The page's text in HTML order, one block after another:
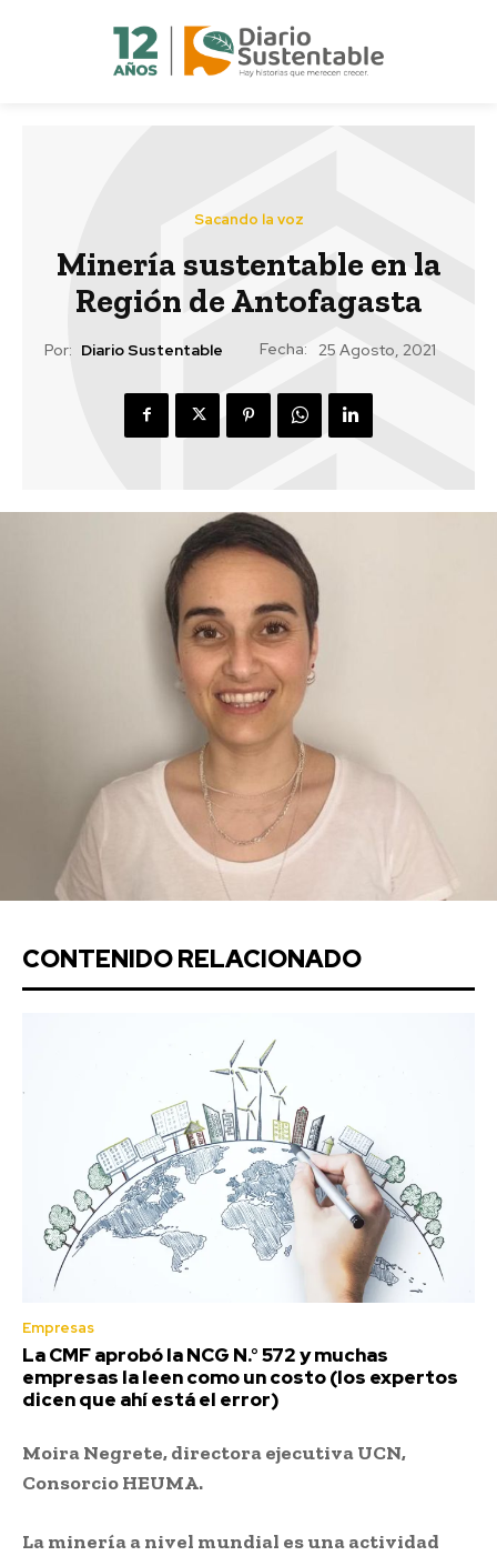
Sacando la voz
Minería sustentable en la
Región de Antofagasta
Por: Diario Sustentable Fecha: 25 Agosto, 2021
CONTENIDO RELACIONADO
Empresas
La CMF aprobó la NCG N.° 572 y muchas
empresas la leen como un costo (los expertos
dicen que ahí está el error)
Moira Negrete,directora ejecutiva UCN,
Consorcio HEUMA.
La minería a nivel mundial es una actividad